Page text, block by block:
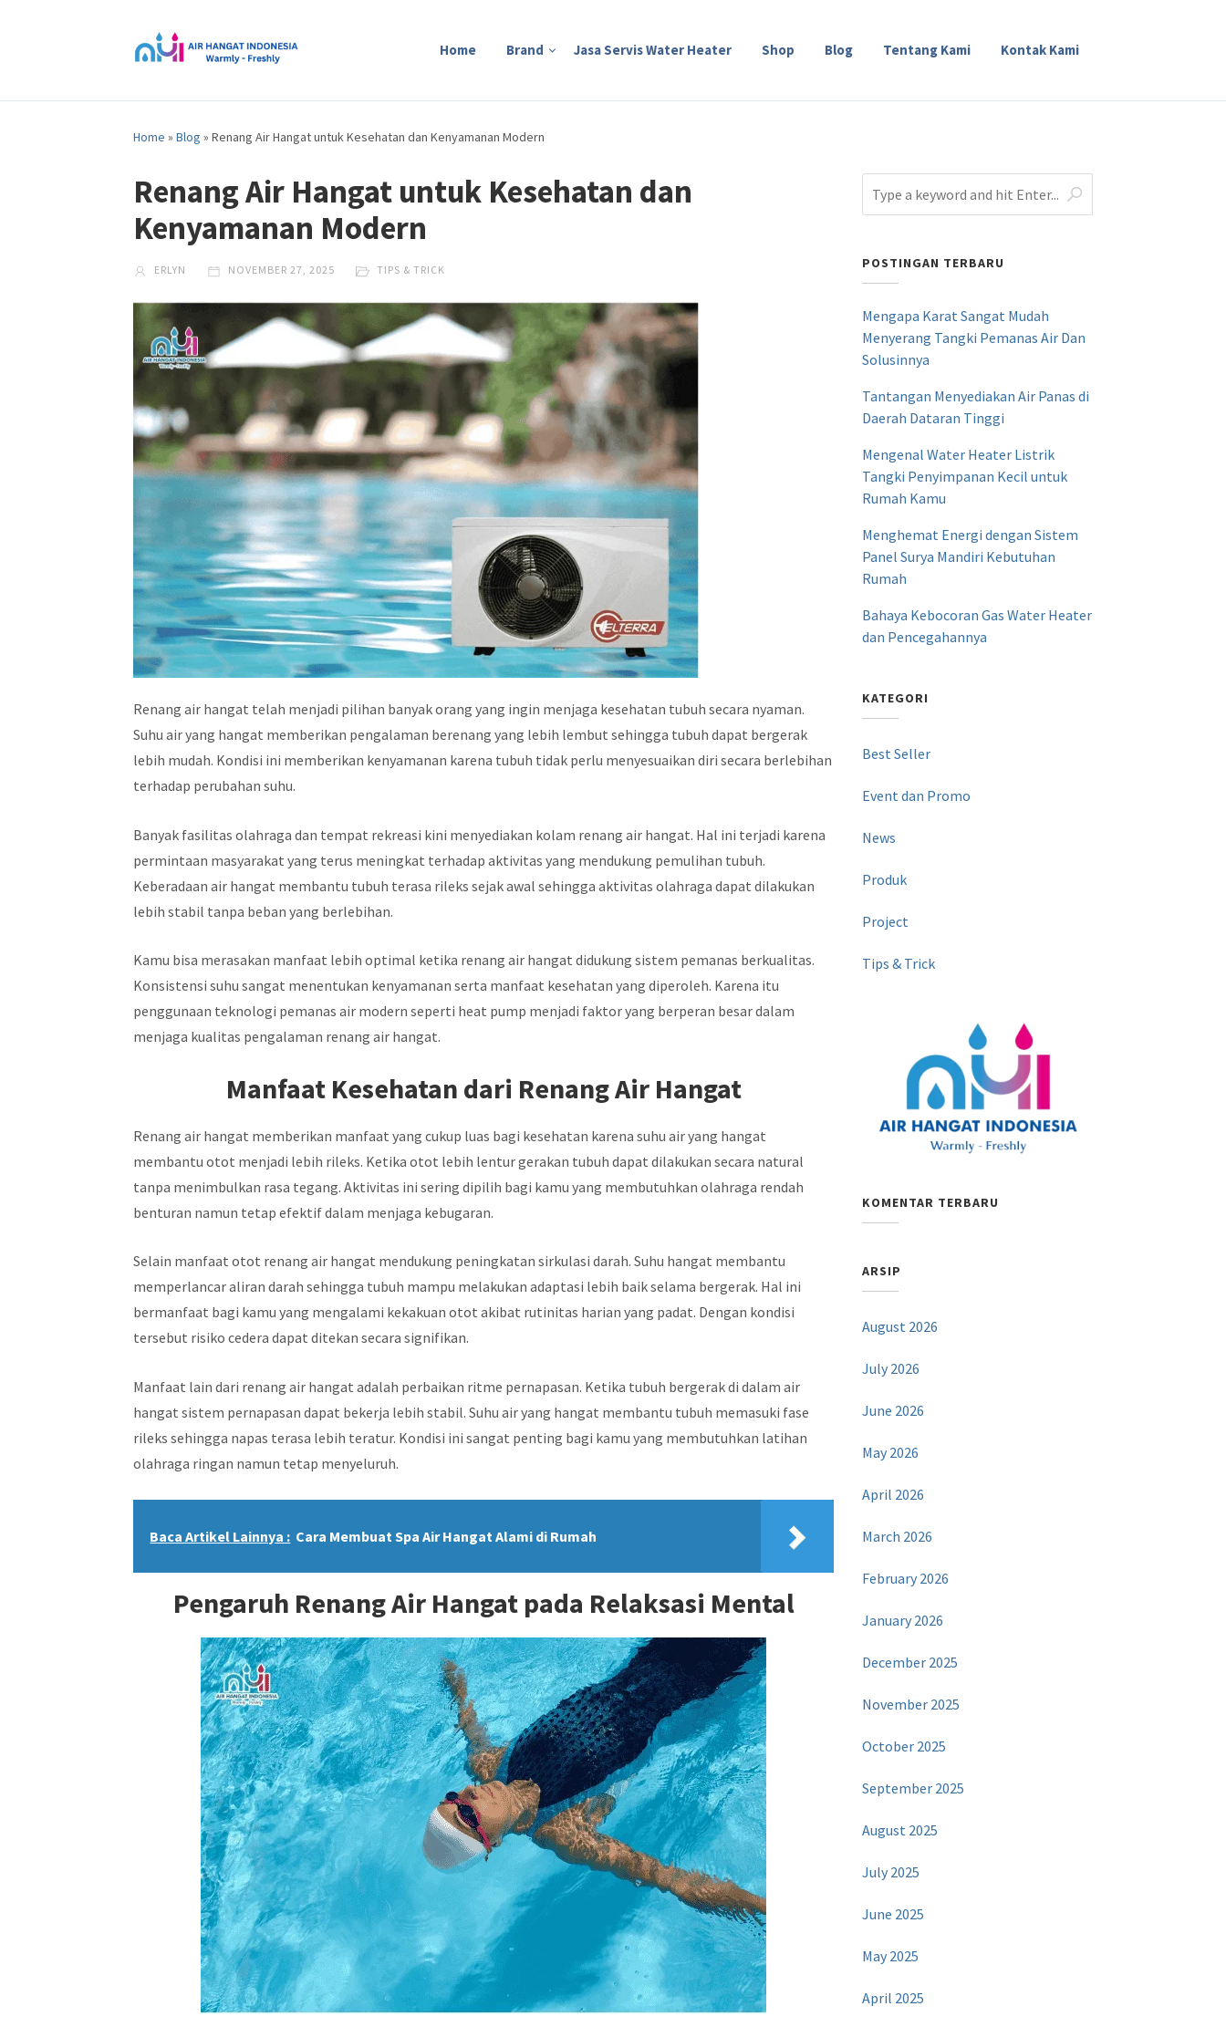
Home Brand Jasa Servis Water Heater Shop Blog Tentang Kami Kontak Kami
Home »Blog »Renang Air Hangat untuk Kesehatan dan Kenyamanan Modern
Renang Air Hangat untuk Kesehatan dan
Kenyamanan Modern
ERLYN NOVEMBER 27, 2025 TIPS & TRICK
Renang air hangat telah menjadi pilihan banyak orang yang ingin menjaga kesehatan tubuh secara nyaman.
Suhu air yang hangat memberikan pengalaman berenang yang lebih lembut sehingga tubuh dapat bergerak
lebih mudah. Kondisi ini memberikan kenyamanan karena tubuh tidak perlu menyesuaikan diri secara berlebihan
terhadap perubahan suhu.
Banyak fasilitas olahraga dan tempat rekreasi kini menyediakan kolam renang air hangat. Hal ini terjadi karena
permintaan masyarakat yang terus meningkat terhadap aktivitas yang mendukung pemulihan tubuh.
Keberadaan air hangat membantu tubuh terasa rileks sejak awal sehingga aktivitas olahraga dapat dilakukan
lebih stabil tanpa beban yang berlebihan.
Kamu bisa merasakan manfaat lebih optimal ketika renang air hangat didukung sistem pemanas berkualitas.
Konsistensi suhu sangat menentukan kenyamanan serta manfaat kesehatan yang diperoleh. Karena itu
penggunaan teknologi pemanas air modern seperti heat pump menjadi faktor yang berperan besar dalam
menjaga kualitas pengalaman renang air hangat.
Manfaat Kesehatan dari Renang Air Hangat
Renang air hangat memberikan manfaat yang cukup luas bagi kesehatan karena suhu air yang hangat
membantu otot menjadi lebih rileks. Ketika otot lebih lentur gerakan tubuh dapat dilakukan secara natural
tanpa menimbulkan rasa tegang. Aktivitas ini sering dipilih bagi kamu yang membutuhkan olahraga rendah
benturan namun tetap efektif dalam menjaga kebugaran.
Selain manfaat otot renang air hangat mendukung peningkatan sirkulasi darah. Suhu hangat membantu
memperlancar aliran darah sehingga tubuh mampu melakukan adaptasi lebih baik selama bergerak. Hal ini
bermanfaat bagi kamu yang mengalami kekakuan otot akibat rutinitas harian yang padat. Dengan kondisi
tersebut risiko cedera dapat ditekan secara signifikan.
Manfaat lain dari renang air hangat adalah perbaikan ritme pernapasan. Ketika tubuh bergerak di dalam air
hangat sistem pernapasan dapat bekerja lebih stabil. Suhu air yang hangat membantu tubuh memasuki fase
rileks sehingga napas terasa lebih teratur. Kondisi ini sangat penting bagi kamu yang membutuhkan latihan
olahraga ringan namun tetap menyeluruh.
Baca Artikel Lainnya : Cara Membuat Spa Air Hangat Alami di Rumah
Pengaruh Renang Air Hangat pada Relaksasi Mental
POSTINGAN TERBARU
Mengapa Karat Sangat Mudah
Menyerang Tangki Pemanas Air Dan
Solusinnya
Tantangan Menyediakan Air Panas di
Daerah Dataran Tinggi
Mengenal Water Heater Listrik
Tangki Penyimpanan Kecil untuk
Rumah Kamu
Menghemat Energi dengan Sistem
Panel Surya Mandiri Kebutuhan
Rumah
Bahaya Kebocoran Gas Water Heater
dan Pencegahannya
KATEGORI
Best Seller
Event dan Promo
News
Produk
Project
Tips & Trick
KOMENTAR TERBARU
ARSIP
August 2026
July 2026
June 2026
May 2026
April 2026
March 2026
February 2026
January 2026
December 2025
November 2025
October 2025
September 2025
August 2025
July 2025
June 2025
May 2025
April 2025